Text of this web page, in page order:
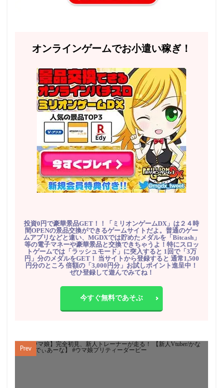
オンラインゲームでお小遣い稼ぎ！
投資0円で豪華景品GET！！「ミリオンゲームDX」は２４時
間OPENの景品交換ができるゲームサイトだよ。普通のゲー
ムアプリなどと違い、MGDXでは貯めたメダルを「Bitcash」
等の電子マネーや豪華景品と交換できちゃうよ！特にスロッ
トゲームでは「ラッシュモード」に突入すると 1回で「3万
円」分のメダルをGET！ 当サイトから登録すると 通常1,500
円分のところ 倍額の「3,000円分」お試しポイント進呈中！
ぜひ登録して遊んでみてね！
今すぐ無料であそぶ
Prev